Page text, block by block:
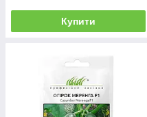
Купити